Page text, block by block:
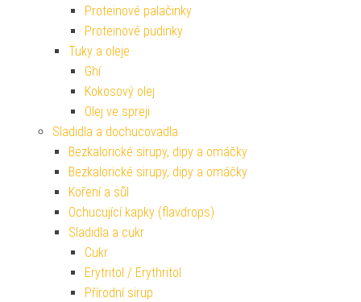
Proteinové palačinky
Proteinové pudinky
Tuky a oleje
Ghí
Kokosový olej
Olej ve spreji
Sladidla a dochucovadla
Bezkalorické sirupy, dipy a omáčky
Bezkalorické sirupy, dipy a omáčky
Koření a sůl
Ochucující kapky (flavdrops)
Sladidla a cukr
Cukr
Erytritol / Erythritol
Přírodní sirup